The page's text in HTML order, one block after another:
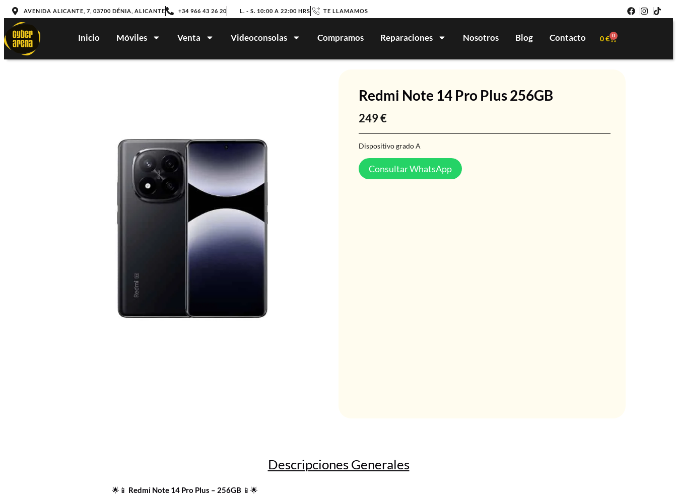
AVENIDA ALICANTE, 7, 03700 DÉNIA, ALICANTE +34 966 43 26 20 L. - S. 10:00 A 22:00 HRS TE LLAMAMOS
Inicio Móviles Venta Videoconsolas Compramos Reparaciones Nosotros Blog Contacto 0€ 0
Redmi Note 14 Pro Plus 256GB
249€
Dispositivo grado A
Consultar WhatsApp
Descripciones Generales
🌟📱 Redmi Note 14 Pro Plus – 256GB 📱🌟